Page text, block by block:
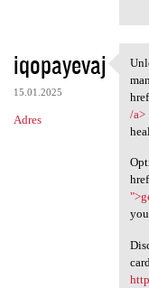
iqopayevaj
15.01.2025
Adres
/a>